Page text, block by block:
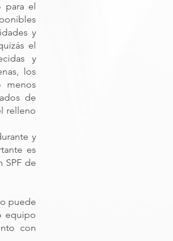
para el
y
el
y
los
menos
de
relleno
y
es
SPF de
puede
equipo
con